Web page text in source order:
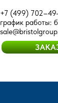
+7 (499)
график работы: